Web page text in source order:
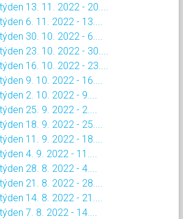
13. 11. 2022 - 20....
6. 11. 2022 - 13....
30. 10. 2022 - 6....
23. 10. 2022 - 30....
16. 10. 2022 - 23....
9. 10. 2022 - 16....
2. 10. 2022 - 9....
25. 9. 2022 - 2....
18. 9. 2022 - 25....
11. 9. 2022 - 18....
4. 9. 2022 - 11....
28. 8. 2022 - 4....
21. 8. 2022 - 28....
14. 8. 2022 - 21....
7. 8. 2022 - 14....